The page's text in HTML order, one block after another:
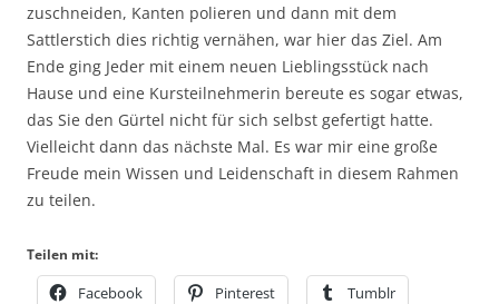
zuschneiden, Kanten polieren und dann mit dem
Sattlerstich dies richtig vernähen, war hier das Ziel. Am
Ende ging Jeder mit einem neuen Lieblingsstück nach
Hause und eine Kursteilnehmerin bereute es sogar etwas,
das Sie den Gürtel nicht für sich selbst gefertigt hatte.
Vielleicht dann das nächste Mal. Es war mir eine große
Freude mein Wissen und Leidenschaft in diesem Rahmen
zu teilen.
Teilen mit:
Facebook Pinterest Tumblr